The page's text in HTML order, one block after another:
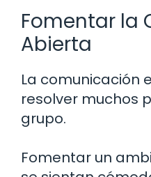
Fomentar la
Abierta
La comunicación
resolver muchos
grupo.
Fomentar un